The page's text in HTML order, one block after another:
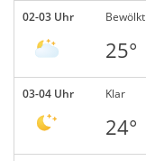
02-03 Uhr Bewölkt
25°
03-04 Uhr Klar
24°